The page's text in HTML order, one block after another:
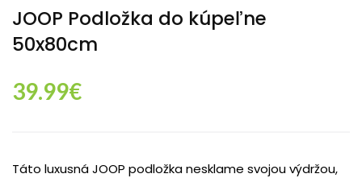
JOOP Podložka do kúpeľne
50x80cm
39.99€
Táto luxusná JOOP podložka nesklame svojou výdržou,